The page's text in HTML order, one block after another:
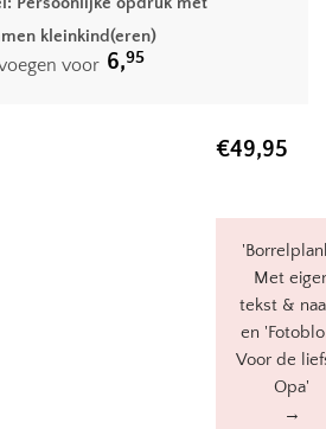
kleinkind(eren)
voor 6,95
€49,95
Met
tekst &
en
Voor de
Opa'
→